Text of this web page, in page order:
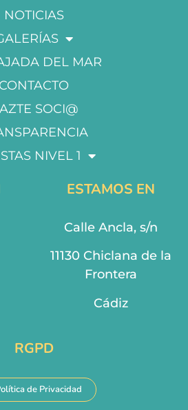
NOTICIAS
DEL MAR
CONTACTO
SOCI@
NIVEL 1
ESTAMOS EN
Calle Ancla, s/n
11130 Chiclana de la
Frontera
Cádiz
RGPD
de Privacidad